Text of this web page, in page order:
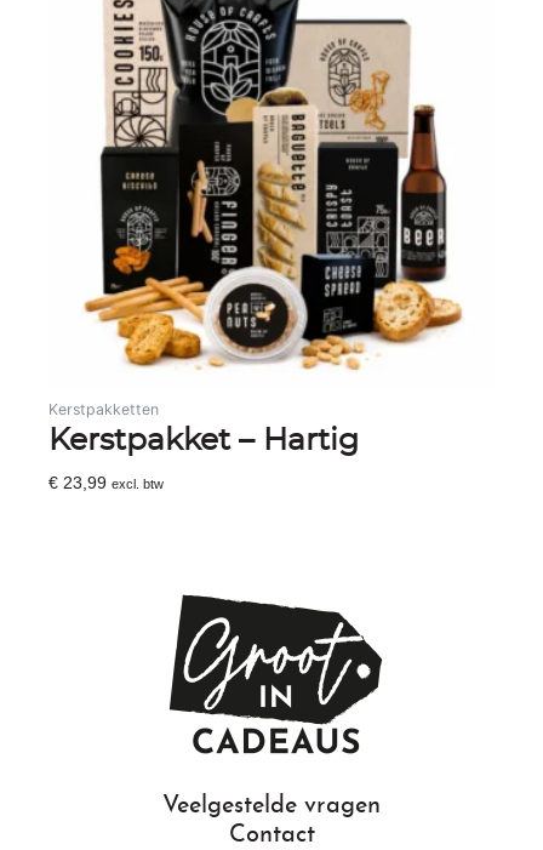
Kerstpakketten
Kerstpakket – Hartig
€ 23,99 excl. btw
Veelgestelde vragen
Contact